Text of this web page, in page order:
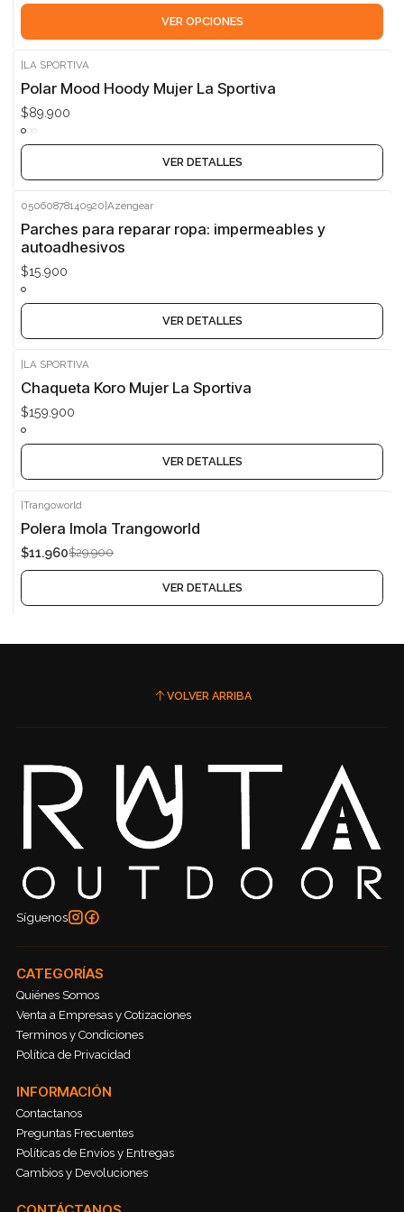
VER OPCIONES
LA SPORTIVA
Polar Mood Hoody Mujer La Sportiva
$89.900
VER DETALLES
05060878140920 |Azengear
Parches para reparar ropa: impermeables y
autoadhesivos
$15.900
VER DETALLES
LA SPORTIVA
Chaqueta Koro Mujer La Sportiva
$159.900
VER DETALLES
-60%
Agotado
|Trangoworld
Polera Imola Trangoworld
$11.960$29.900
VER DETALLES
VOLVER ARRIBA
Síguenos
CATEGORÍAS
Quiénes Somos
Venta a Empresas y Cotizaciones
Terminos y Condiciones
Política de Privacidad
INFORMACIÓN
Contactanos
Preguntas Frecuentes
Políticas de Envíos y Entregas
Cambios y Devoluciones